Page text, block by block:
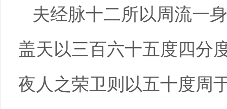
夫经脉十二所以周流一
盖天以三百六十五度四分
夜人之荣卫则以五十度周